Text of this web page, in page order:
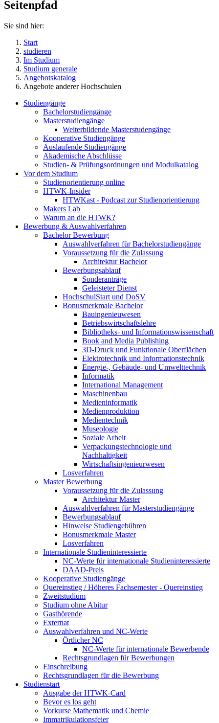
Seitenpfad
Sie sind hier:
Start
studieren
Im Studium
Studium generale
Angebotskatalog
Angebote anderer Hochschulen
Studiengänge
Bachelorstudiengänge
Masterstudiengänge
Weiterbildende Masterstudengänge
Kooperative Studiengänge
Auslaufende Studiengänge
Akademische Abschlüsse
Studien- & Prüfungsordnungen und Modulkatalog
Vor dem Studium
Studienorientierung online
HTWK-Insider
HTWKast - Podcast zur Studienorientierung
Makers Lab
Warum an die HTWK?
Bewerbung & Auswahlverfahren
Bachelor Bewerbung
Auswahlverfahren für Bachelorstudiengänge
Voraussetzung für die Zulassung
Architektur Bachelor
Bewerbungsablauf
Sonderanträge
Geleisteter Dienst
HochschulStart und DoSV
Bonusmerkmale Bachelor
Bauingenieuwesen
Betriebswirtschaftslehre
Bibliotheks- und Informationswissenschaft
Book and Media Publishing
3D-Druck und Funktionale Oberflächen
Elektrotechnik und Informationstechnik
Energie-, Gebäude- und Umwelttechnik
Informatik
International Management
Maschinenbau
Medieninformatik
Medienproduktion
Medientechnik
Museologie
Soziale Arbeit
Verpackungstechnologie und
Nachhaltigkeit
Wirtschaftsingenieurwesen
Losverfahren
Master Bewerbung
Voraussetzung für die Zulassung
Architektur Master
Auswahlverfahren für Masterstudiengänge
Bewerbungsablauf
Hinweise Studiengebühren
Bonusmerkmale Master
Losverfahren
Internationale Studieninteressierte
NC-Werte für internationale Studieninteressierte
DAAD-Preis
Kooperative Studiengänge
Quereinstieg / Höheres Fachsemester - Quereinstieg
Zweitstudium
Studium ohne Abitur
Gasthörende
Externat
Auswahlverfahren und NC-Werte
Örtlicher NC
NC-Werte für internationale Bewerbende
Rechtsgrundlagen für Bewerbungen
Einschreibung
Rechtsgrundlagen für die Bewerbung
Studienstart
Ausgabe der HTWK-Card
Bevor es los geht
Vorkurse Mathematik und Chemie
Immatrikulationsfeier